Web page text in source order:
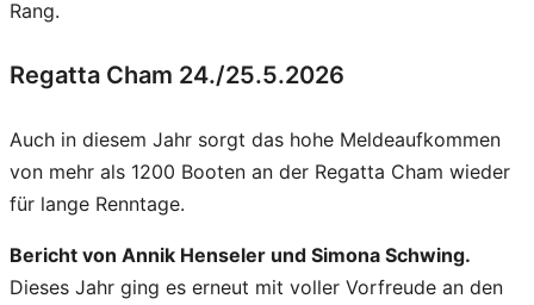
Rang.
Regatta Cham 24./25.5.2026
Auch in diesem Jahr sorgt das hohe Meldeaufkommen
von mehr als 1200 Booten an der Regatta Cham wieder
für lange Renntage.
Bericht von Annik Henseler und Simona Schwing.
Dieses Jahr ging es erneut mit voller Vorfreude an den